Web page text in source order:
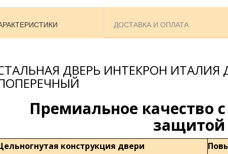
ДОСТАВКА И ОПЛАТА
ДВЕРЬ ИНТЕКРОН ИТАЛИЯ
Премиальное качество
защитой
конструкция двери